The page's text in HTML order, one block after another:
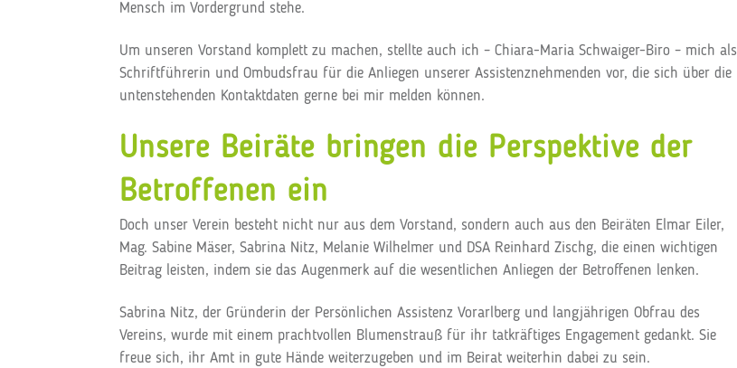
Mensch im Vordergrund stehe.
Um unseren Vorstand komplett zu machen, stellte auch ich – Chiara-Maria Schwaiger-Biro – mich als
Schriftführerin und Ombudsfrau für die Anliegen unserer Assistenznehmenden vor, die sich über die
untenstehenden Kontaktdaten gerne bei mir melden können.
Unsere Beiräte bringen die Perspektive der
Betroffenen ein
Doch unser Verein besteht nicht nur aus dem Vorstand, sondern auch aus den Beiräten Elmar Eiler,
Mag. Sabine Mäser, Sabrina Nitz, Melanie Wilhelmer und DSA Reinhard Zischg, die einen wichtigen
Beitrag leisten, indem sie das Augenmerk auf die wesentlichen Anliegen der Betroffenen lenken.
Sabrina Nitz, der Gründerin der Persönlichen Assistenz Vorarlberg und langjährigen Obfrau des
Vereins, wurde mit einem prachtvollen Blumenstrauß für ihr tatkräftiges Engagement gedankt. Sie
freue sich, ihr Amt in gute Hände weiterzugeben und im Beirat weiterhin dabei zu sein.